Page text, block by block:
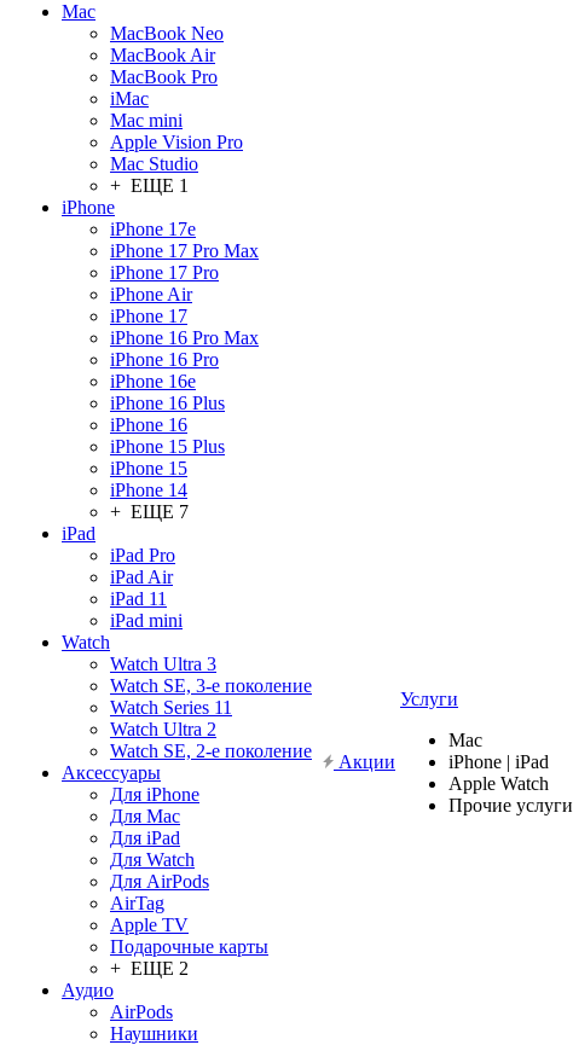
Mac
MacBook Neo
MacBook Air
MacBook Pro
iMac
Mac mini
Apple Vision Pro
Mac Studio
+ ЕЩЕ 1
iPhone
iPhone 17e
iPhone 17 Pro Max
iPhone 17 Pro
iPhone Air
iPhone 17
iPhone 16 Pro Max
iPhone 16 Pro
iPhone 16e
iPhone 16 Plus
iPhone 16
iPhone 15 Plus
iPhone 15
iPhone 14
+ ЕЩЕ 7
iPad
iPad Pro
iPad Air
iPad 11
iPad mini
Watch
Watch Ultra 3
Watch SE, 3-е поколение
Watch Series 11
Watch Ultra 2
Watch SE, 2-е поколение
Аксессуары
Для iPhone
Для Mac
Для iPad
Для Watch
Для AirPods
AirTag
Apple TV
Подарочные карты
+ ЕЩЕ 2
Аудио
AirPods
Наушники
Акции
Услуги
Mac
iPhone | iPad
Apple Watch
Прочие услуги